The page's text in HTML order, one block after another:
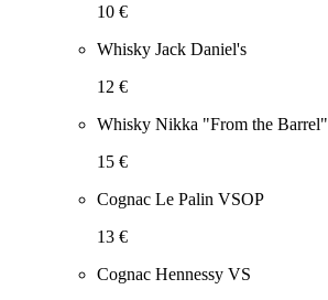
10 €
Whisky Jack Daniel's
12 €
Whisky Nikka "From the Barrel"
15 €
Cognac Le Palin VSOP
13 €
Cognac Hennessy VS